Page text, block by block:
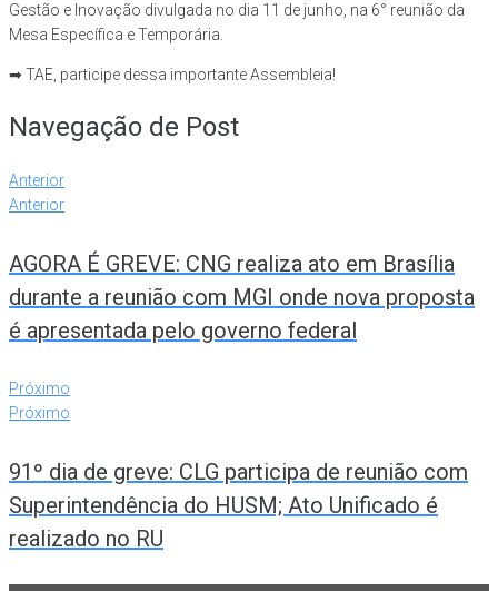
Gestão e Inovação divulgada no dia 11 de junho, na 6° reunião da
Mesa Específica e Temporária.
➡ TAE, participe dessa importante Assembleia!
Navegação de Post
Anterior
Anterior
AGORA É GREVE: CNG realiza ato em Brasília
durante a reunião com MGI onde nova proposta
é apresentada pelo governo federal
Próximo
Próximo
91º dia de greve: CLG participa de reunião com
Superintendência do HUSM; Ato Unificado é
realizado no RU